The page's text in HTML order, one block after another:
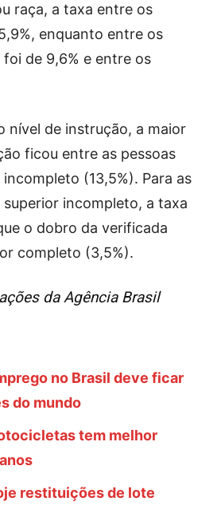
raça, a taxa entre os
enquanto entre os
de 9,6% e entre os
nível de instrução, a maior
ficou entre as pessoas
(13,5%). Para as
superior incompleto, a taxa
o dobro da verificada
completo (3,5%).
da Agência Brasil
no Brasil deve ficar
do mundo
tem melhor
restituições de lote